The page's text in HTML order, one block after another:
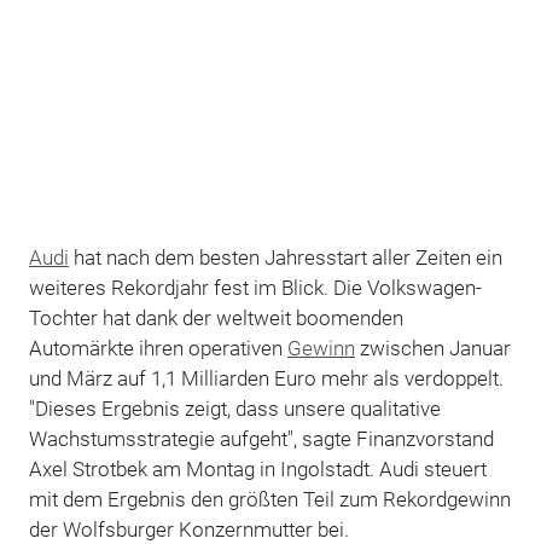
Audi hat nach dem besten Jahresstart aller Zeiten ein
weiteres Rekordjahr fest im Blick. Die Volkswagen-
Tochter hat dank der weltweit boomenden
Automärkte ihren operativen Gewinn zwischen Januar
und März auf 1,1 Milliarden Euro mehr als verdoppelt.
"Dieses Ergebnis zeigt, dass unsere qualitative
Wachstumsstrategie aufgeht", sagte Finanzvorstand
Axel Strotbek am Montag in Ingolstadt. Audi steuert
mit dem Ergebnis den größten Teil zum Rekordgewinn
der Wolfsburger Konzernmutter bei.